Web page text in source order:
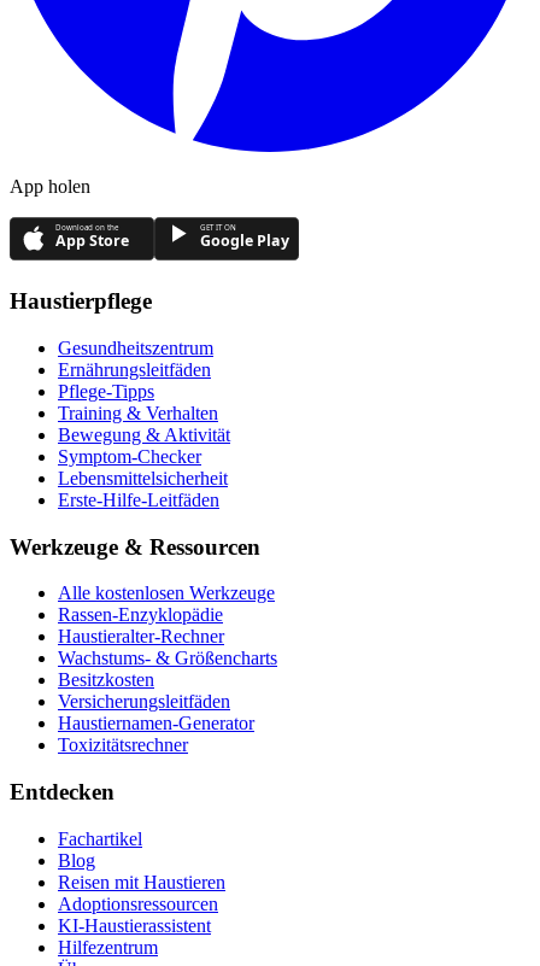
App holen
Download on the
App Store
GET IT ON
Google Play
Haustierpflege
Gesundheitszentrum
Ernährungsleitfäden
Pflege-Tipps
Training & Verhalten
Bewegung & Aktivität
Symptom-Checker
Lebensmittelsicherheit
Erste-Hilfe-Leitfäden
Werkzeuge & Ressourcen
Alle kostenlosen Werkzeuge
Rassen-Enzyklopädie
Haustieralter-Rechner
Wachstums- & Größencharts
Besitzkosten
Versicherungsleitfäden
Haustiernamen-Generator
Toxizitätsrechner
Entdecken
Fachartikel
Blog
Reisen mit Haustieren
Adoptionsressourcen
KI-Haustierassistent
Hilfezentrum